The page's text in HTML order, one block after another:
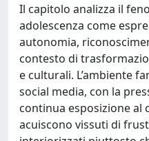
Il capitolo analizza il
adolescenza come
autonomia,
contesto di
e culturali. L’ambiente
social media, con la
continua esposizione al
acuiscono vissuti di